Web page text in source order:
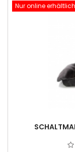
Nur online erhältlich